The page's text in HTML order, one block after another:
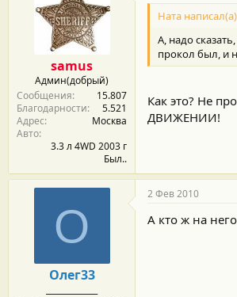
samus
Админ(добрый)
Сообщения
15.807
Благодарности
5.521
Адрес
Москва
Авто
3.3 л 4WD 2003 г
Был..
Ната
А, надо
прокол был, и
Как это? Не
ДВИЖЕНИИ!
О
Олег33
2 Фев 2010
А кто ж на